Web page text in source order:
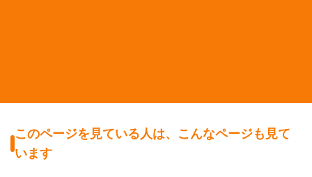
このページを見ている人は、こんなページも見て
います